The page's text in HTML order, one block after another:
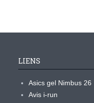
LIENS
Asics gel Nimbus 26
Avis i-run